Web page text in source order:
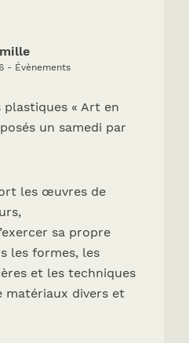
- Évènements
plastiques « Art en
un samedi par
les œuvres de
sa propre
les formes, les
et les techniques
matériaux divers et